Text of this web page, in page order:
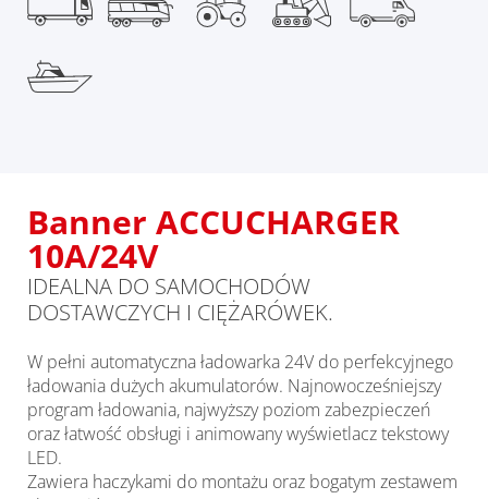
Banner ACCUCHARGER
10A/24V
IDEALNA DO SAMOCHODÓW
DOSTAWCZYCH I CIĘŻARÓWEK.
W pełni automatyczna ładowarka 24V do perfekcyjnego
ładowania dużych akumulatorów. Najnowocześniejszy
program ładowania, najwyższy poziom zabezpieczeń
oraz łatwość obsługi i animowany wyświetlacz tekstowy
LED.
Zawiera haczykami do montażu oraz bogatym zestawem